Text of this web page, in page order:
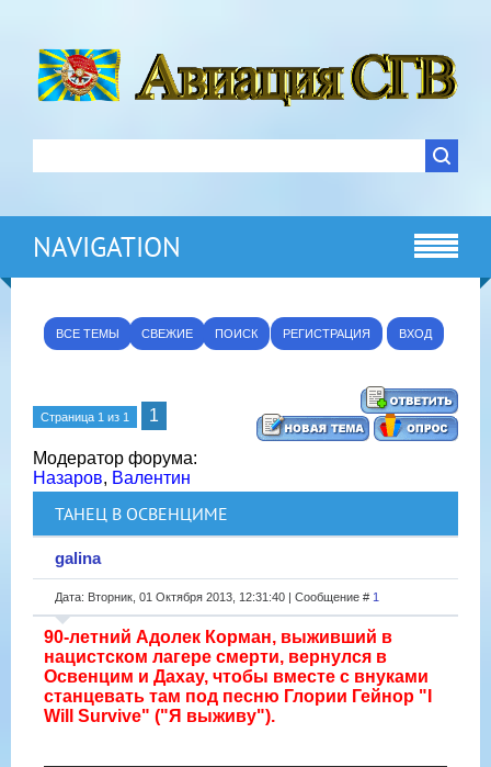
NAVIGATION
ВСЕ ТЕМЫ СВЕЖИЕ ПОИСК РЕГИСТРАЦИЯ ВХОД
Страница 1 из 1 1
Модератор форума:
Назаров, Валентин
ТАНЕЦ В ОСВЕНЦИМЕ
galina
Дата: Вторник, 01 Октября 2013, 12:31:40 | Сообщение # 1
90-летний Адолек Корман, выживший в
нацистском лагере смерти, вернулся в
Освенцим и Дахау, чтобы вместе с внуками
станцевать там под песню Глории Гейнор "I
Will Survive" ("Я выживу").